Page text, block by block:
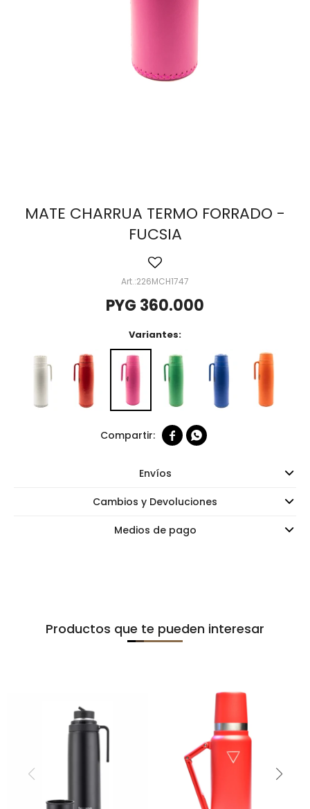
MATE CHARRUA TERMO FORRADO -
FUCSIA
226MCH1747
PYG 360.000
Variantes:
 
Envíos
Cambios y Devoluciones
Medios de pago
Productos que te pueden interesar